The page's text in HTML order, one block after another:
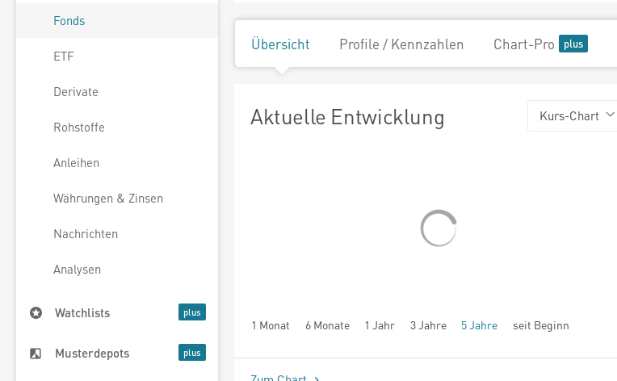
Fonds
ETF
Derivate
Rohstoffe
Anleihen
Währungen & Zinsen
Nachrichten
Analysen
Watchlists
Musterdepots
Übersicht Profile / Kennzahlen Chart-Pro
Aktuelle Entwicklung Kurs-Chart
1 Monat 6 Monate 1 Jahr 3 Jahre 5 Jahre seit Beginn